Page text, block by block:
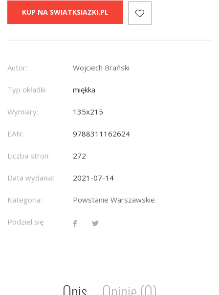
KUP NA SWIATKSIAZKI.PL
Autor: Wojciech Brański
Typ okładki: miękka
Wymiary: 135x215
EAN: 9788311162624
Liczba stron: 272
Data wydania: 2021-07-14
Kategoria: Powstanie Warszawskie
Podziel się